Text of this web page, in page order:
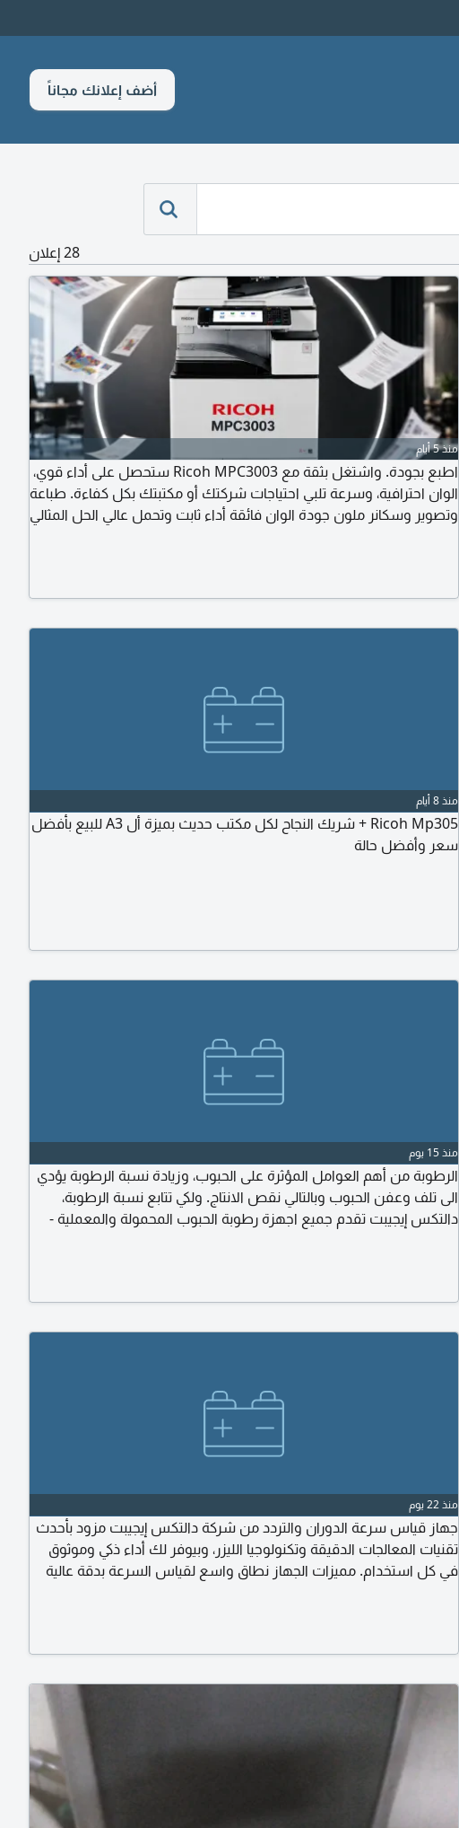
أضف إعلانك مجاناً
28 إعلان
منذ 5 أيام
اطبع بجودة. واشتغل بثقة مع Ricoh MPC3003 ستحصل على أداء قوي،
الوان احترافية، وسرعة تلبي احتياجات شركتك أو مكتبتك بكل كفاءة. طباعة
وتصوير وسكانر ملون جودة الوان فائقة أداء ثابت وتحمل عالي الحل المثالي
منذ 8 أيام
Ricoh Mp305 + شريك النجاح لكل مكتب حديث بميزة أل A3 للبيع بأفضل
سعر وأفضل حالة
منذ 15 يوم
الرطوبة من أهم العوامل المؤثرة على الحبوب، وزيادة نسبة الرطوبة يؤدي
الى تلف وعفن الحبوب وبالتالي نقص الانتاج. ولكي تتابع نسبة الرطوبة،
دالتكس إيجيبت تقدم جميع اجهزة رطوبة الحبوب المحمولة والمعملية -
منذ 22 يوم
جهاز قياس سرعة الدوران والتردد من شركة دالتكس إيجيبت مزود بأحدث
تقنيات المعالجات الدقيقة وتكنولوجيا الليزر، وبيوفر لك أداء ذكي وموثوق
في كل استخدام. مميزات الجهاز نطاق واسع لقياس السرعة بدقة عالية
تلقائي لتوفير الطاقة